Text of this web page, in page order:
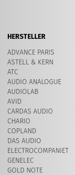
HERSTELLER
ADVANCE PARIS
ASTELL & KERN
ATC
AUDIO ANALOGUE
AUDIOLAB
AVID
CARDAS AUDIO
CHARIO
COPLAND
DAS AUDIO
ELECTROCOMPANIET
GENELEC
GOLD NOTE